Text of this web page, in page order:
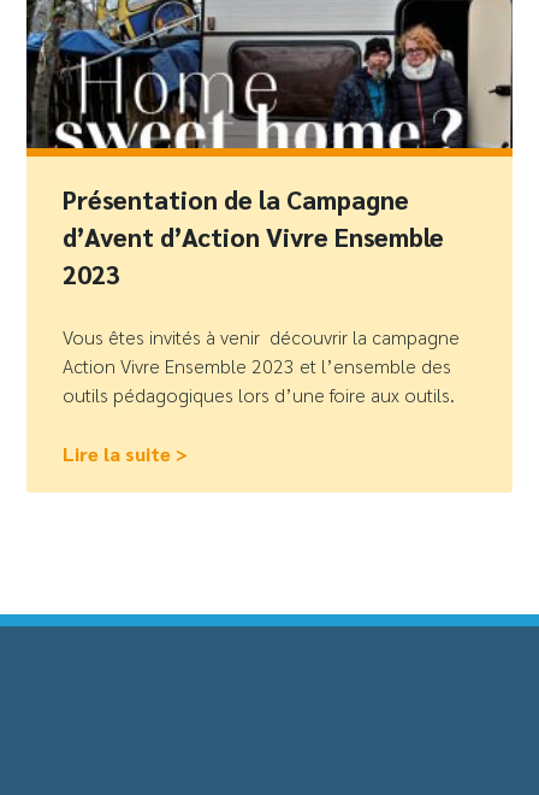
Présentation de la Campagne
d’Avent d’Action Vivre Ensemble
2023
Vous êtes invités à venir découvrir la campagne
Action Vivre Ensemble 2023 et l’ensemble des
outils pédagogiques lors d’une foire aux outils.
Lire la suite >